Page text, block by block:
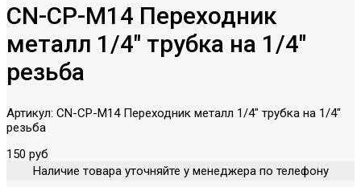
CN-CP-M14 Переходник
металл 1/4" трубка на 1/4"
резьба
Артикул: CN-CP-M14 Переходник металл 1/4" трубка на 1/4"
резьба
150 руб
Наличие товара уточняйте у менеджера по телефону